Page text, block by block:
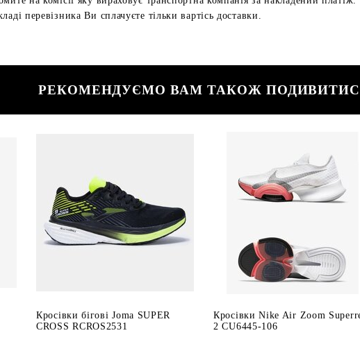
перевізника Ви сплачуєте тільки вартісь доставки.
РЕКОМЕНДУЄМО ВАМ ТАКОЖ
Кросівки бігові Joma SUPER
CROSS RCROS2531
Кросівки Nike Air Zoom
2 CU6445-106